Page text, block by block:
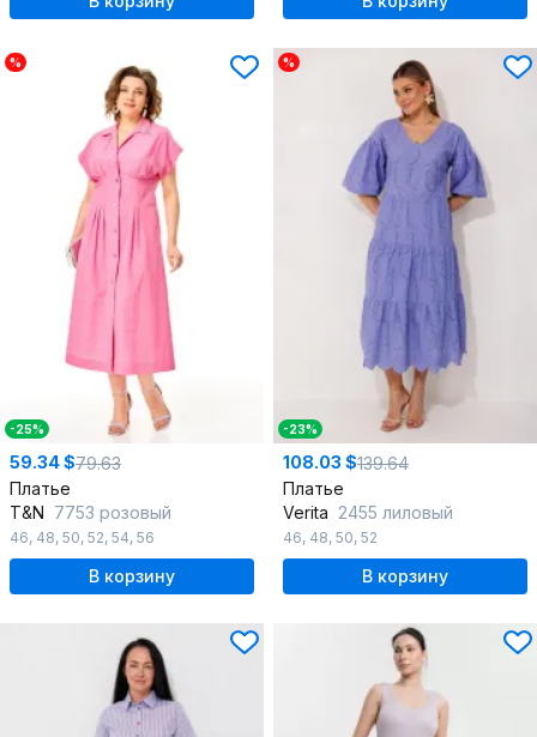
%
-25%
59.34 $79.63
Платье
T&N 7753 розовый
46, 48, 50, 52, 54, 56
В корзину
%
-23%
108.03 $139.64
Платье
Verita 2455 лиловый
46, 48, 50, 52
В корзину